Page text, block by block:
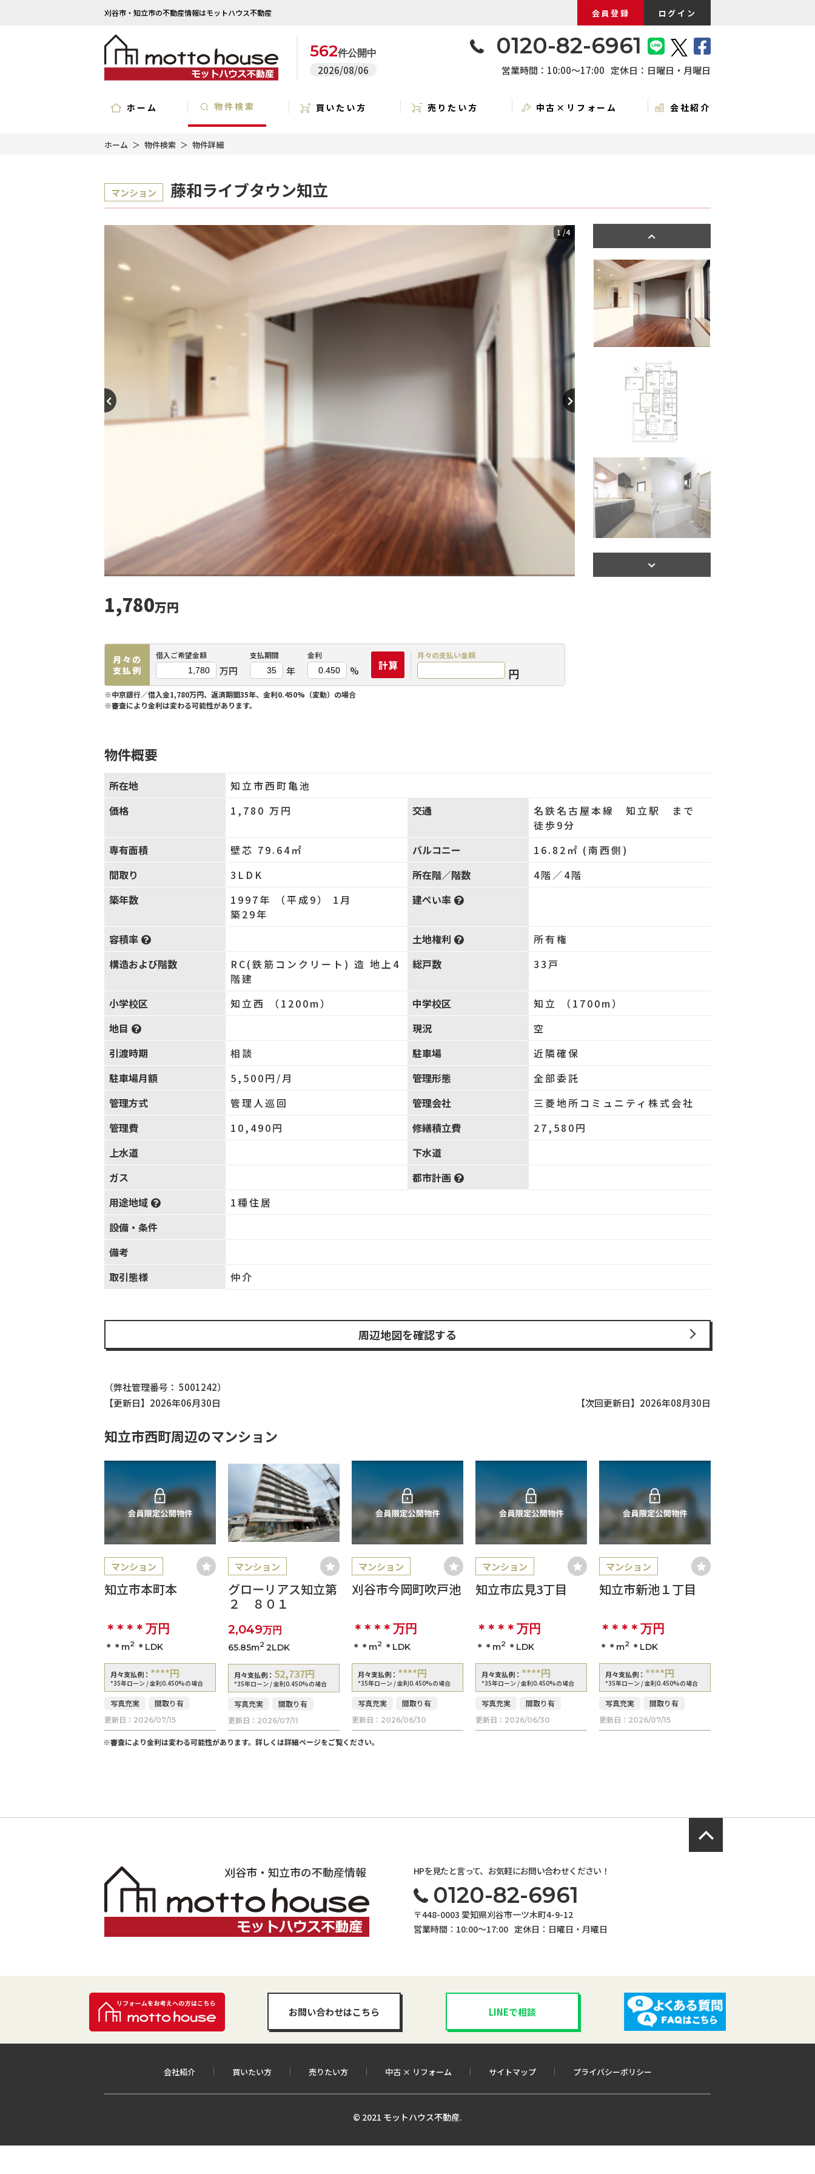
刈谷市・知立市の不動産情報はモットハウス不動産 会員登録 ログイン
562件公開中
2026/08/06
0120-82-6961
営業時間：10:00〜17:00 定休日：日曜日・月曜日
ホーム 物件検索 買いたい方 売りたい方 中古×リフォーム 会社紹介
ホーム 物件検索 物件詳細
マンション 藤和ライブタウン知立
1/4
1,780万円
月々の
支払例
借入ご希望金額
万円
支払期間
年
金利
% 計算
月々の支払い金額
円
※中京銀行／借入金1,780万円、返済期間35年、金利0.450%（変動）の場合
※審査により金利は変わる可能性があります。
物件概要
所在地
知立市西町亀池
価格
1,780 万円 交通
名鉄名古屋本線 知立駅 まで
徒歩9分
専有面積
壁芯 79.64㎡ バルコニー
16.82㎡ (南西側)
間取り
3LDK 所在階／階数
4階／4階
築年数
1997年 （平成9） 1月
築29年
建ぺい率
容積率 土地権利
所有権
構造および階数
RC(鉄筋コンクリート) 造 地上4
階建
総戸数 33戸
小学校区 知立西 （1200m） 中学校区
知立 （1700m）
地目
現況
空
引渡時期
相談 駐車場
近隣確保
駐車場月額
5,500円/月 管理形態
全部委託
管理方式
管理人巡回 管理会社
三菱地所コミュニティ株式会社
管理費
10,490円 修繕積立費
27,580円
上水道
下水道
ガス
都市計画
用途地域
1種住居
設備・条件
備考
取引態様
仲介
周辺地図を確認する
（弊社管理番号： 5001242）
【更新日】2026年06月30日
【次回更新日】2026年08月30日
知立市西町周辺のマンション
マンション
知立市本町本
＊＊＊＊ 万円
＊＊m2 ＊LDK
月々支払例： ****円
*35年ローン / 金利0.450%の場合
写真充実
間取り有
更新日： 2026/07/15
マンション
グローリアス知立第
２ ８０１
2,049万円
65.85m2 2LDK
月々支払例： 52,737円
*35年ローン / 金利0.450%の場合
写真充実
間取り有
更新日： 2026/07/11
マンション
刈谷市今岡町吹戸池
＊＊＊＊ 万円
＊＊m2 ＊LDK
月々支払例： ****円
*35年ローン / 金利0.450%の場合
写真充実
間取り有
更新日： 2026/06/30
マンション
知立市広見3丁目
＊＊＊＊ 万円
＊＊m2 ＊LDK
月々支払例： ****円
*35年ローン / 金利0.450%の場合
写真充実
間取り有
更新日： 2026/06/30
マンション
知立市新池１丁目
＊＊＊＊ 万円
＊＊m2 ＊LDK
月々支払例： ****円
*35年ローン / 金利0.450%の場合
写真充実
間取り有
更新日： 2026/07/15
※審査により金利は変わる可能性があります。 詳しくは詳細ページをご覧ください。
刈谷市・知立市の不動産情報 HPを見たと言って、お気軽にお問い合わせください！
0120-82-6961
〒448-0003 愛知県刈谷市一ツ木町4-9-12
営業時間：10:00〜17:00 定休日：日曜日・月曜日
お問い合わせはこちら LINEで相談
会社紹介 買いたい方 売りたい方 中古 × リフォーム サイトマップ プライバシーポリシー
© 2021 モットハウス不動産.